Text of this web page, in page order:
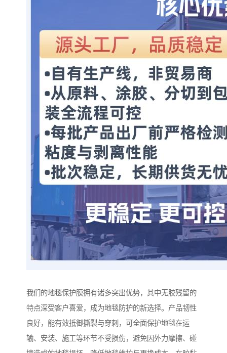
我们的地毯保护膜拥有诸多突出优势，其中无胶残留的
特点深受客户喜爱，成为地毯防护的新选择。产品韧性
良好，能有效抵御撕裂与穿刺，可全面保护地毯在运
输、安装、施工等环节不受损伤，避免因外力摩擦、碰